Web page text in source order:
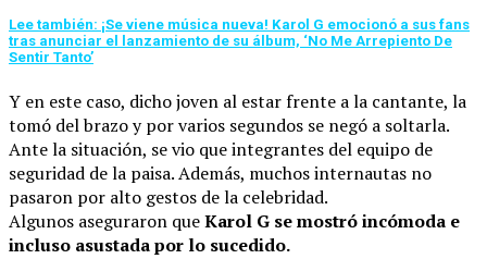
Lee también: ¡Se viene música nueva! Karol G emocionó a sus fans
tras anunciar el lanzamiento de su álbum, ‘No Me Arrepiento De
Sentir Tanto’
Y en este caso, dicho joven al estar frente a la cantante, la
tomó del brazo y por varios segundos se negó a soltarla.
Ante la situación, se vio que integrantes del equipo de
seguridad de la paisa. Además, muchos internautas no
pasaron por alto gestos de la celebridad.
Algunos aseguraron queKarol G se mostró incómoda e
incluso asustada por lo sucedido.